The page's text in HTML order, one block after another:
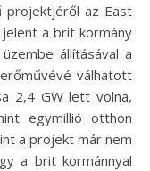
projektjéről az East
a brit kormány
állításával a
válhatott
2,4 GW lett volna,
egymillió otthon
a projekt már nem
a brit kormánnyal